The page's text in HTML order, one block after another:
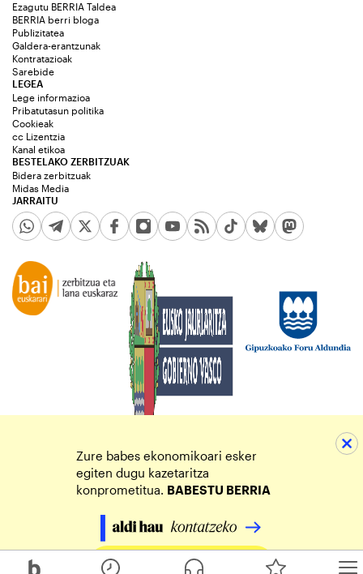
Ezagutu BERRIA Taldea
BERRIA berri bloga
Publizitatea
Galdera-erantzunak
Kontratazioak
Sarebide
JARRAITU
LEGEA
Lege informazioa
Pribatutasun politika
Cookieak
cc Lizentzia
Kanal etikoa
BESTELAKO ZERBITZUAK
Bidera zerbitzuak
Midas Media
Zure babes ekonomikoari esker
egiten dugu kazetaritza
konprometitua. BABESTU BERRIA
Egin zure ekarpena